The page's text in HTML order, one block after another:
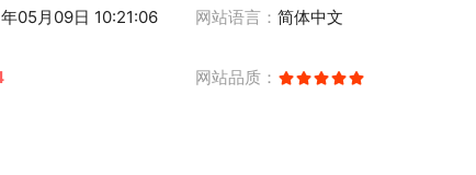
05月09日 10:21:06 网站语言： 简体中文
网站品质：